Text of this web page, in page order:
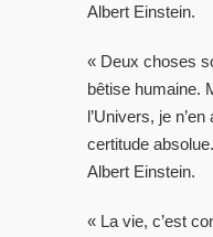
Albert Einstein.
« Deux choses
bêtise humaine.
l’Univers, je
certitude
Albert Einstein.
« La vie, c’est